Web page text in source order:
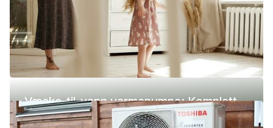
Væske-til-vann varmepumpe: Komplett
guide (pris, fordeler og ulemper)